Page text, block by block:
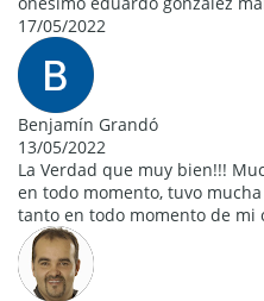
17/05/2022
Benjamín Grandó
13/05/2022
La Verdad que muy bien!!!
en todo momento, tuvo
tanto en todo momento de mi